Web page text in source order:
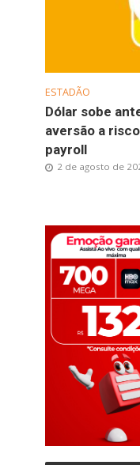
ESTADÃO
Dólar sobe
aversão a
payroll
2 de agosto de